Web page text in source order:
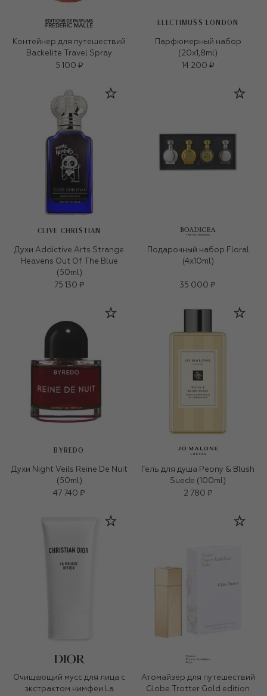
Контейнер для путешествий
Backelite Travel Spray
5 100 ₽
ELECTIMUSS LONDON
Парфюмерный набор
(20x1,8ml)
14 200 ₽
CLIVE CHRISTIAN
Духи Addictive Arts Strange
Heavens Out Of The Blue
(50ml)
75 130 ₽
Подарочный набор Floral
(4x10ml)
35 000 ₽
BYREDO
Духи Night Veils Reine De Nuit
(50ml)
47 740 ₽
Гель для душа Peony & Blush
Suede (100ml)
2 780 ₽
Очищающий мусс для лица с
экстрактом нимфеи La
Атомайзер для путешествий
Globe Trotter Gold edition